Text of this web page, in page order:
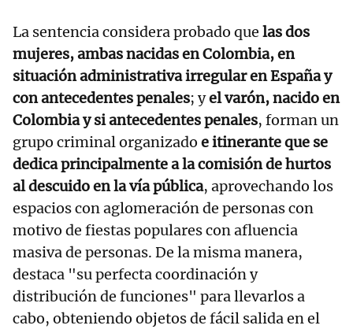
La sentencia considera probado que las dos
mujeres, ambas nacidas en Colombia, en
situación administrativa irregular en España y
con antecedentes penales; yel varón, nacido en
Colombia y si antecedentes penales, forman un
grupo criminal organizado e itinerante que se
dedica principalmente a la comisión de hurtos
al descuido en la vía pública, aprovechando los
espacios con aglomeración de personas con
motivo de fiestas populares con afluencia
masiva de personas. De la misma manera,
destaca "su perfecta coordinación y
distribución de funciones" para llevarlos a
cabo, obteniendo objetos de fácil salida en el